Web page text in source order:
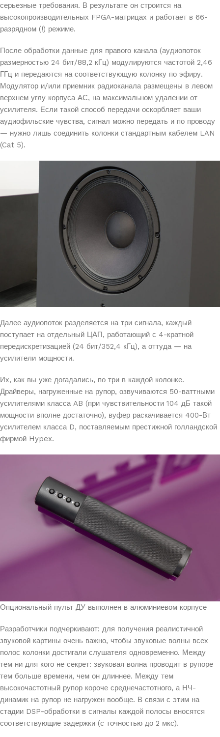
серьезные требования. В результате он строится на
высокопроизводительных FPGA-матрицах и работает в 66-
разрядном (!) режиме.
После обработки данные для правого канала (аудиопоток
размерностью 24 бит/88,2 кГц) модулируются частотой 2,46
ГГц и передаются на соответствующую колонку по эфиру.
Модулятор и/или приемник радиоканала размещены в левом
верхнем углу корпуса АС, на максимальном удалении от
усилителя. Если такой способ передачи оскорбляет ваши
аудиофильские чувства, сигнал можно передать и по проводу
— нужно лишь соединить колонки стандартным кабелем LAN
(Cat 5).
Далее аудиопоток разделяется на три сигнала, каждый
поступает на отдельный ЦАП, работающий с 4-кратной
передискретизацией (24 бит/352,4 кГц), а оттуда — на
усилители мощности.
Их, как вы уже догадались, по три в каждой колонке.
Драйверы, нагруженные на рупор, озвучиваются 50-ваттными
усилителями класса AB (при чувствительности 104 дБ такой
мощности вполне достаточно), вуфер раскачивается 400-Вт
усилителем класса D, поставляемым престижной голландской
фирмой Hypex.
Опциональный пульт ДУ выполнен в алюминиевом корпусе
Разработчики подчеркивают: для получения реалистичной
звуковой картины очень важно, чтобы звуковые волны всех
полос колонки достигали слушателя одновременно. Между
тем ни для кого не секрет: звуковая волна проводит в рупоре
тем больше времени, чем он длиннее. Между тем
высокочастотный рупор короче среднечастотного, а НЧ-
динамик на рупор не нагружен вообще. В связи с этим на
стадии DSP-обработки в сигналы каждой полосы вносятся
соответствующие задержки (с точностью до 2 мкс).